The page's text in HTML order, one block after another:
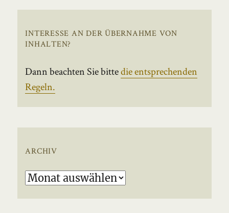
INTERESSE AN DER ÜBERNAHME VON
INHALTEN?
Dann beachten Sie bittedie entsprechenden
Regeln.
ARCHIV
Archiv